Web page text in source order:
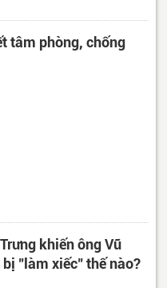
tâm phòng, chống
khiến ông Vũ
"làm xiếc" thế nào?